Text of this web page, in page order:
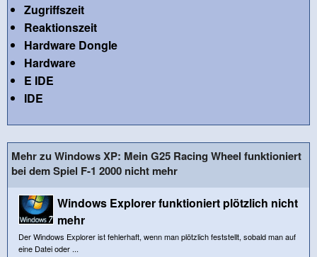
Zugriffszeit
Reaktionszeit
Hardware Dongle
Hardware
E IDE
IDE
Mehr zu Windows XP: Mein G25 Racing Wheel funktioniert
bei dem Spiel F-1 2000 nicht mehr
Windows Explorer funktioniert plötzlich nicht
mehr
Der Windows Explorer ist fehlerhaft, wenn man plötzlich feststellt, sobald man auf
eine Datei oder ...